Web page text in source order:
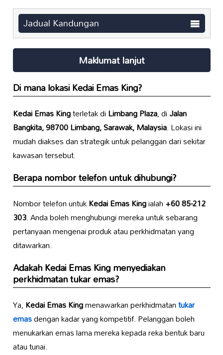
Jadual Kandungan
Maklumat lanjut
Di mana lokasiKedai Emas King?
Kedai Emas Kingterletak diLimbang Plaza, diJalan
Bangkita, 98700 Limbang, Sarawak, Malaysia. Lokasi ini
mudah diakses dan strategik untuk pelanggan dari sekitar
kawasan tersebut.
Berapa nombor telefon untuk dihubungi?
Nombor telefon untukKedai Emas Kingialah+60 85-212
303. Anda boleh menghubungi mereka untuk sebarang
pertanyaan mengenai produk atau perkhidmatan yang
ditawarkan.
AdakahKedai Emas Kingmenyediakan
perkhidmatan tukar emas?
Ya,Kedai Emas Kingmenawarkan perkhidmatantukar
emasdengan kadar yang kompetitif. Pelanggan boleh
menukarkan emas lama mereka kepada reka bentuk baru
atau tunai.